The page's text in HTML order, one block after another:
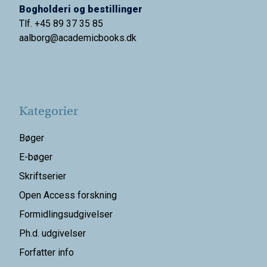
Bogholderi og bestillinger
Tlf. +45 89 37 35 85
aalborg@academicbooks.dk
Kategorier
Bøger
E-bøger
Skriftserier
Open Access forskning
Formidlingsudgivelser
Ph.d. udgivelser
Forfatter info